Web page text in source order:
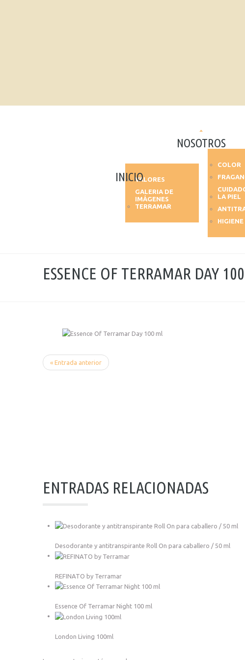
INICIO
NOSOTROS
VALORES
GALERIA DE
IMÁGENES
TERRAMAR
COLOR
LA PIEL
ESSENCE OF TERRAMAR DAY
« Entrada anterior
ENTRADAS RELACIONADAS
Desodorante y antitranspirante Roll On para caballero / 50 ml
REFINATO by Terramar
Essence Of Terramar Night 100 ml
London Living 100ml